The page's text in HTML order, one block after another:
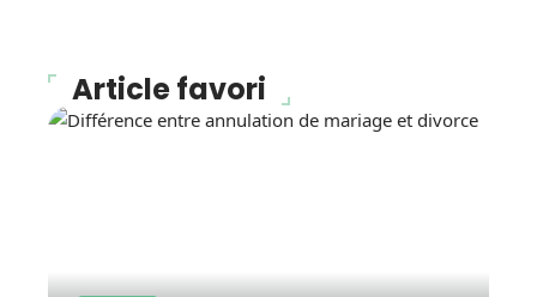
Article favori